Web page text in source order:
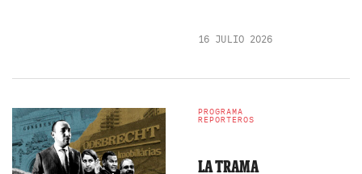
16 JULIO 2026
PROGRAMA
REPORTEROS
LA TRAMA